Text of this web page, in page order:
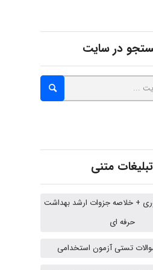
abolfazlkoshehe
fatima
در سایت
تبلیغات متنی
کنکوری + خلاصه جزوات ارشد بهداشت
حرفه ای
تستی آزمون استخدامی